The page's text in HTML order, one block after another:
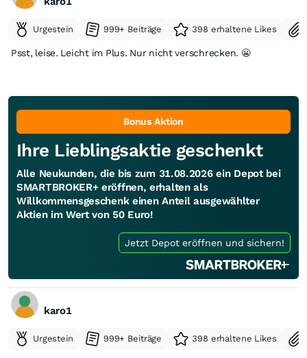
Urgestein 999+ Beiträge 398 erhaltene Likes
Psst, leise. Leicht im Plus. Nur nicht verschrecken. 😬
Bonus Aktion
Ihre Lieblingsaktie geschenkt
Alle Neukunden, die bis zum 31.08.2026 ein Depot bei
SMARTBROKER+ eröffnen, erhalten als
Willkommensgeschenk einen Anteil ausgewählter
Aktien im Wert von 50 Euro!
Jetzt Depot eröffnen und sichern!
karo1
Urgestein 999+ Beiträge 398 erhaltene Likes